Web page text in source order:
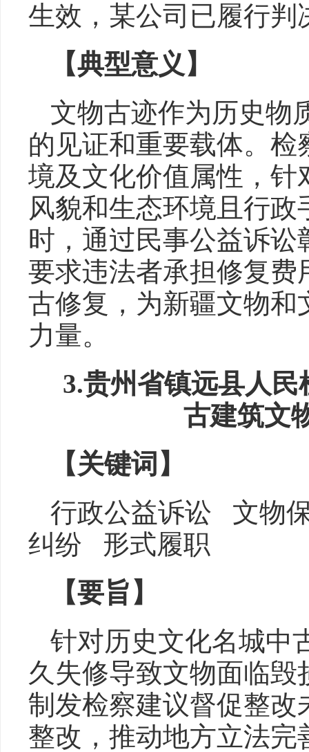
生效，某公司已履行判
【典型意义】
文物古迹作为历史物
的见证和重要载体。
境及文化价值属性，
风貌和生态环境且行
时，通过民事公益诉
要求违法者承担修复
古修复，为新疆文物
力量。
3.贵州省镇远县人
古建筑文
【关键词】
行政公益诉讼 文物
纠纷 形式履职
【要旨】
针对历史文化名城中
久失修导致文物面临
制发检察建议督促整
整改，推动地方立法完